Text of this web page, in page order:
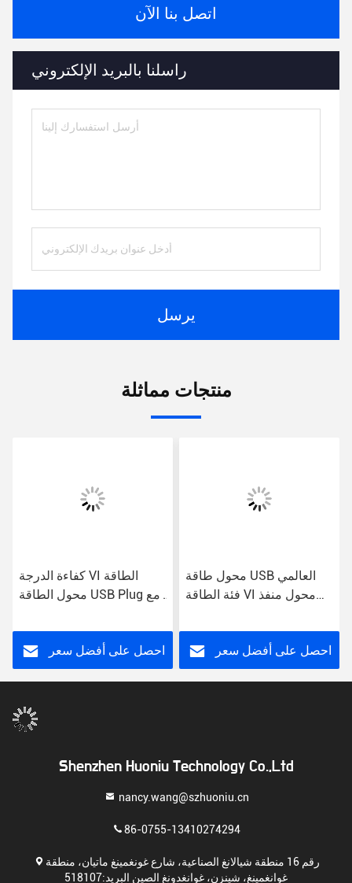
اتصل بنا الآن
راسلنا بالبريد الإلكتروني
يرسل
منتجات مماثلة
كفاءة الدرجة VI الطاقة
محول الطاقة USB Plug مع
احصل على أفضل سعر
محول طاقة USB العالمي
فئة الطاقة VI محول منفذ
احصل على أفضل سعر
Shenzhen Huoniu Technology Co.,Ltd
nancy.wang@szhuoniu.cn
86-0755-13410274294
رقم 16 منطقة شيالانغ الصناعية، شارع غونغمينغ ماتيان، منطقة
غوانغمينغ، شينزن، غوانغدونغ الصين البريد:518107